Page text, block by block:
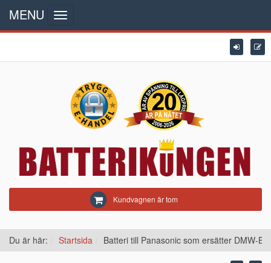
Kundvagnen är tom
MENU
Toggle
navigation
Du är här: Startsida Batteri till Panasonic som ersätter DMW-